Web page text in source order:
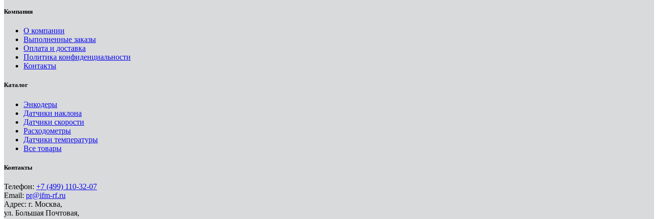
Компания
О компании
Выполненные заказы
Оплата и доставка
Политика конфиденциальности
Контакты
Каталог
Энкодеры
Датчики наклона
Датчики скорости
Расходометры
Датчики температуры
Все товары
Контакты
Телефон: +7 (499) 110-32-07
Email: pr@ifm-rf.ru
Адрес: г. Москва,
ул. Большая Почтовая,